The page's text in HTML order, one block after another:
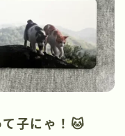
子にゃ！🐱